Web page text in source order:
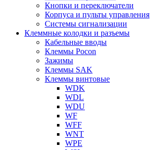
Кнопки и переключатели
Корпуса и пульты управления
Системы сигнализации
Клеммные колодки и разъемы
Кабельные вводы
Клеммы Pocon
Зажимы
Клеммы SAK
Клеммы винтовые
WDK
WDL
WDU
WF
WFF
WNT
WPE